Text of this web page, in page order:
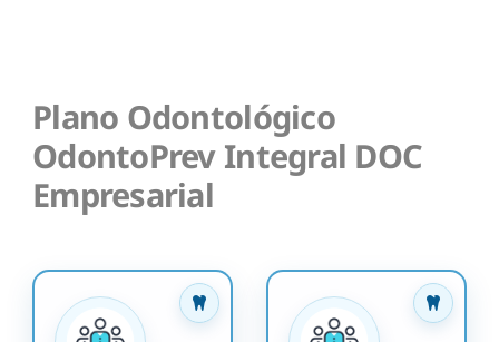
Plano Odontológico
OdontoPrev Integral DOC
Empresarial